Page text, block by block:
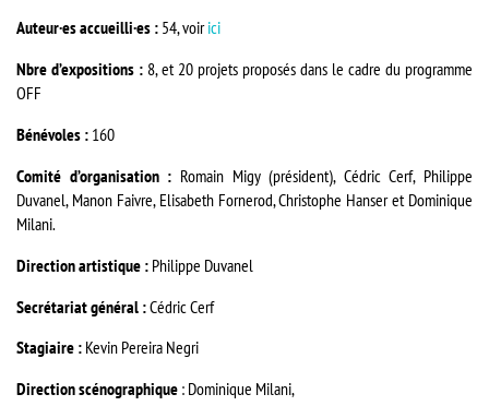
Auteur·es accueilli·es : 54, voirici
Nbre d’expositions : 8, et 20 projets proposés dans le cadre du programme
OFF
Bénévoles : 160
Comité d’organisation : Romain Migy (président), Cédric Cerf, Philippe
Duvanel, Manon Faivre, Elisabeth Fornerod, Christophe Hanser et Dominique
Milani.
Direction artistique : Philippe Duvanel
Secrétariat général :Cédric Cerf
Stagiaire : Kevin Pereira Negri
Direction scénographique : Dominique Milani,